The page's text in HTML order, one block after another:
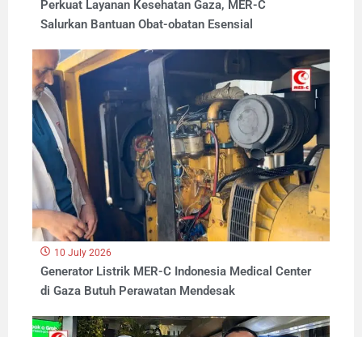
Perkuat Layanan Kesehatan Gaza, MER-C
Salurkan Bantuan Obat-obatan Esensial
10 July 2026
Generator Listrik MER-C Indonesia Medical Center
di Gaza Butuh Perawatan Mendesak